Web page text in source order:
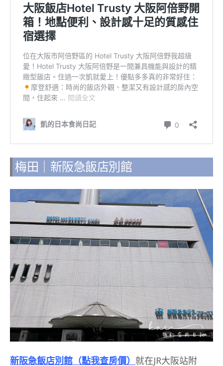
梅田｜新阪急飯店別館
新阪急飯店別館（點我查房價） 就在JR大阪站附